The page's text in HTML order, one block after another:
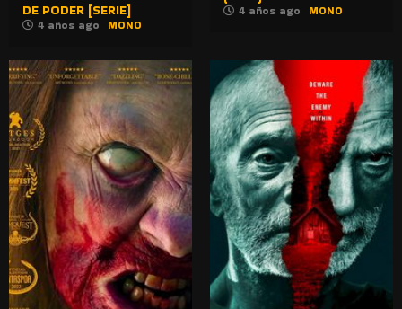
DE PODER [SERIE]
4 años ago MONO
4 años ago MONO